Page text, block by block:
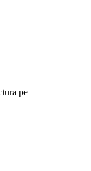
pe